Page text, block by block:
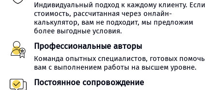
Индивидуальный подход к каждому клиенту. Если
стоимость, рассчитанная через онлайн-
калькулятор, вам не подходит, мы предложим
более выгодные условия.
Профессиональные авторы
Команда опытных специалистов, готовых помочь
вам с выполнением работы на высшем уровне.
Постоянное сопровождение